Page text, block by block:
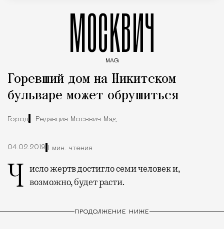
МОСКВИЧ
MAG
Горевший дом на Никитском
бульваре может обрушиться
Город Редакция Москвич Mag
04.02.2019 1 мин. чтения
Число жертв достигло семи человек и, возможно, будет расти.
ПРОДОЛЖЕНИЕ НИЖЕ